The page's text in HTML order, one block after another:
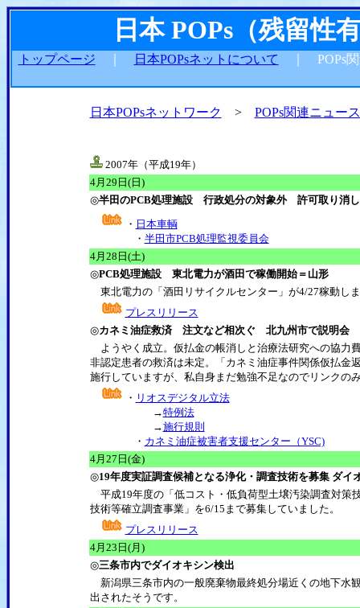
日本 POPs（残留性
トップページ 日本POPsネットについて ｜ POPs
日本POPsネットワーク > POPs関連ニュース
2007年（平成19年）
4月29日(日)
◎半田のPCB処理施設 行政処分の対象外 許可取り消
・ 日本車輌
・ 半田市PCB処理監視委員会
4月28日(土)
◎PCB処理施設 東北電力が酒田で稼働開始＝山形
東北電力の「酒田リサイクルセンター」が4/27稼動し
プレスリリース
◎カネミ油症救済 注文など相次ぐ 北九州市で説明会
ようやく成立。仮払金の帳消しと治療法研究への協力
非認定患者の救済は未定。「カネミ油症事件関係仮払金
施行していますが、私自身まだ勉強不足なのでリンクの
・ リオスデジタル立法
→特例法
→施行規則
・ カネミ油症被害者支援センター（YSC)
4月27日(金)
◎19年度実証調査候補となる浄化・調査技術を募集 ダ
平成19年度の「低コスト・低負荷型土壌汚染調査対策
技術等確立調査事業」を6/15まで募集していました。
プレスリリース
4月23日(月)
◎三条市内でダイオキシン検出
新潟県三条市内の一般廃棄物最終処分場近くの地下水
出されたそうです。